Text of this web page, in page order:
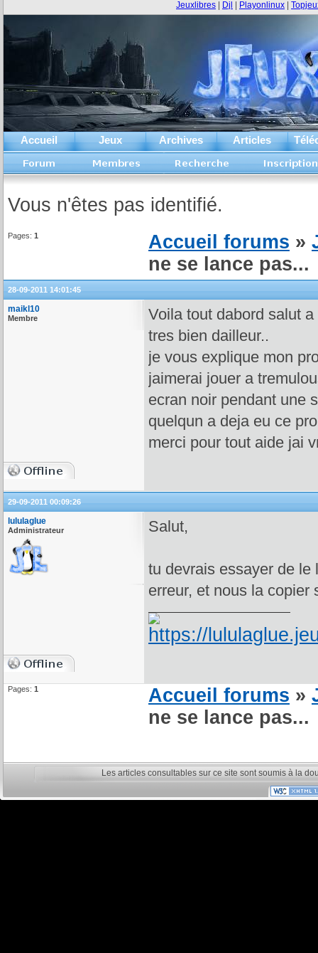
Accueil Jeux Archives Articles
Jeuxlibres Djl Playonlinux
Vous n'êtes pas identifié.
Pages: 1 Accueil forums »
ne se lance pas...
28-09-2011 14:01:45
maikl10
Membre
Voila tout dabord salut
tres bien dailleur..
je vous explique mon
jaimerai jouer a
ecran noir pendant une
quelqun a deja eu ce
merci pour tout aide jai
29-09-2011 00:09:26
lululaglue
Administrateur Salut,
tu devrais essayer de le
erreur, et nous la copier
Pages: 1 Accueil forums »
ne se lance pas...
Les articles consultables sur ce site sont soumis à la